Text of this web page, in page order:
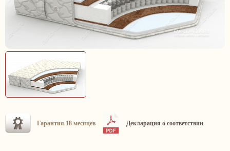
Гарантия 18 месяцев Декларация о соответствии